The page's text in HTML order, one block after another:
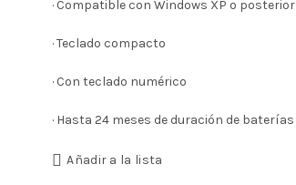
· Compatible con Windows XP o posterior
· Teclado compacto
· Con teclado numérico
· Hasta 24 meses de duración de baterías
Añadir a la lista